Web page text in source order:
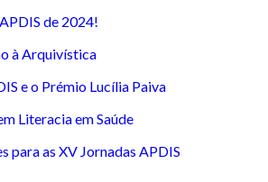
de 2024!
à Arquivística
e o Prémio Lucília Paiva
Literacia em Saúde
para as XV Jornadas APDIS